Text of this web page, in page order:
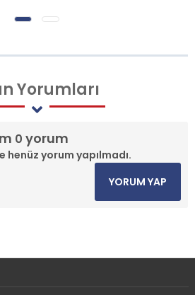
Yorumları
0 yorum
henüz yorum yapılmadı.
YORUM YAP